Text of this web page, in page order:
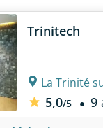
Trinitech
La Trinité
5,0/5
9